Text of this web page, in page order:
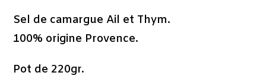
Sel de camargue Ail et Thym.
100% origine Provence.
Pot de 220gr.